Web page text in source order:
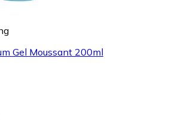
Gel Moussant 200ml